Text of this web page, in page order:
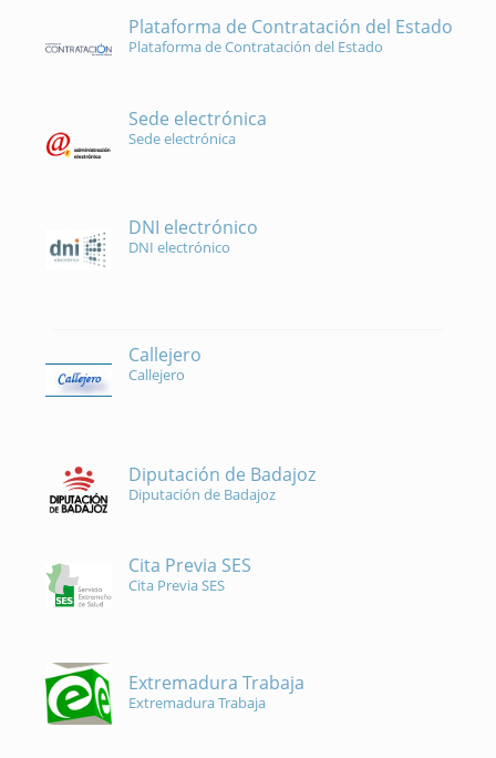
Plataforma de Contratación del Estado
Plataforma de Contratación del Estado
Sede electrónica
Sede electrónica
DNI electrónico
DNI electrónico
Callejero
Callejero
Diputación de Badajoz
Diputación de Badajoz
Cita Previa SES
Cita Previa SES
Extremadura Trabaja
Extremadura Trabaja